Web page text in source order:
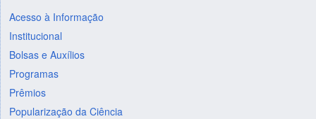
Acesso à Informação
Institucional
Bolsas e Auxílios
Programas
Prêmios
Popularização da Ciência